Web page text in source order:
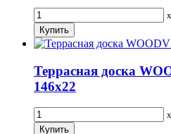
x
Террасная доска
146х22
x